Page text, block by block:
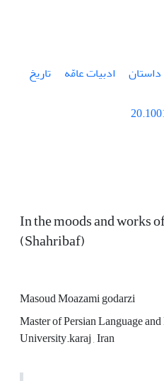
داستان ادبیات عامّه
تاریخ
In the moods and works
(Shahribaf)
Masoud Moazami godarzi
Master of Persian Language
University.karaj , Iran